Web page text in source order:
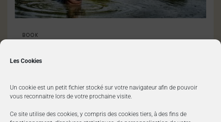
Les Cookies
Un cookie est un petit fichier stocké sur votre navigateur afin de pouvoir
vous reconnaitre lors de votre prochaine visite.
Ce site utilise des cookies, y compris des cookies tiers, à des fins de
BOOK